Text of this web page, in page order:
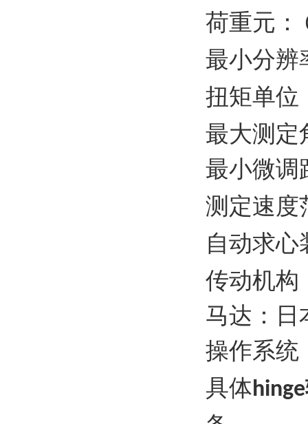
荷重元：
最小分辨
扭矩单位
最大测定
最小微调
测定速度
自动求心
传动机构
马达：日
操作系统
具体hinge